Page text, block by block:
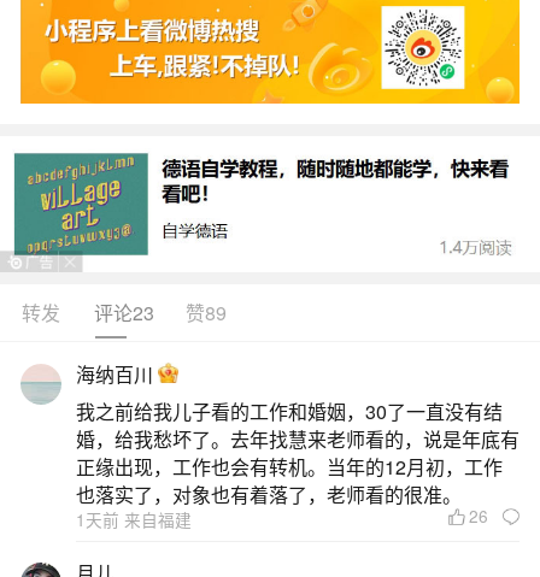
生活中像端午节出生的人有什么说法？都是很
常见的问题，但是小问题不注意可能会引起大麻
烦，下面就这个问题给大家做一些解读：
一、端午节出生的人有什么说法
关于端午节出生人的命理，一直以来都有“五月
五日生子，男害父，女害母”的说法。但是从算命学
的角度，端午节出生的人，完全不会像古时候的民
生的孩子，因为古人将猛兽毒虫活跃得势的农历五
月，视为妖魔鬼怪盛行的恶月。就连此日出生的孩
子，也可能会克父母，故或弃而不养，或另改出生
二、端午节前后出生的孩子好不好
转发 评论23 赞89
海纳百川
我之前给我儿子看的工作和婚姻，30了一直没有结
婚，给我愁坏了。去年找慧来老师看的，说是年底有
正缘出现，工作也会有转机。当年的12月初，工作
也落实了，对象也有着落了，老师看的很准。
1天前 来自福建 26